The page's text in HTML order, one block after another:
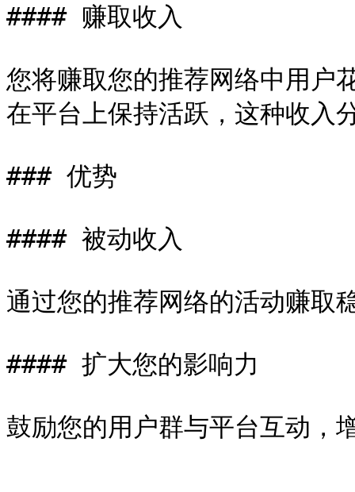
#### 赚取收入
您将赚取您的推荐网络中用户
在平台上保持活跃，这种收入
### 优势
#### 被动收入
通过您的推荐网络的活动赚取
#### 扩大您的影响力